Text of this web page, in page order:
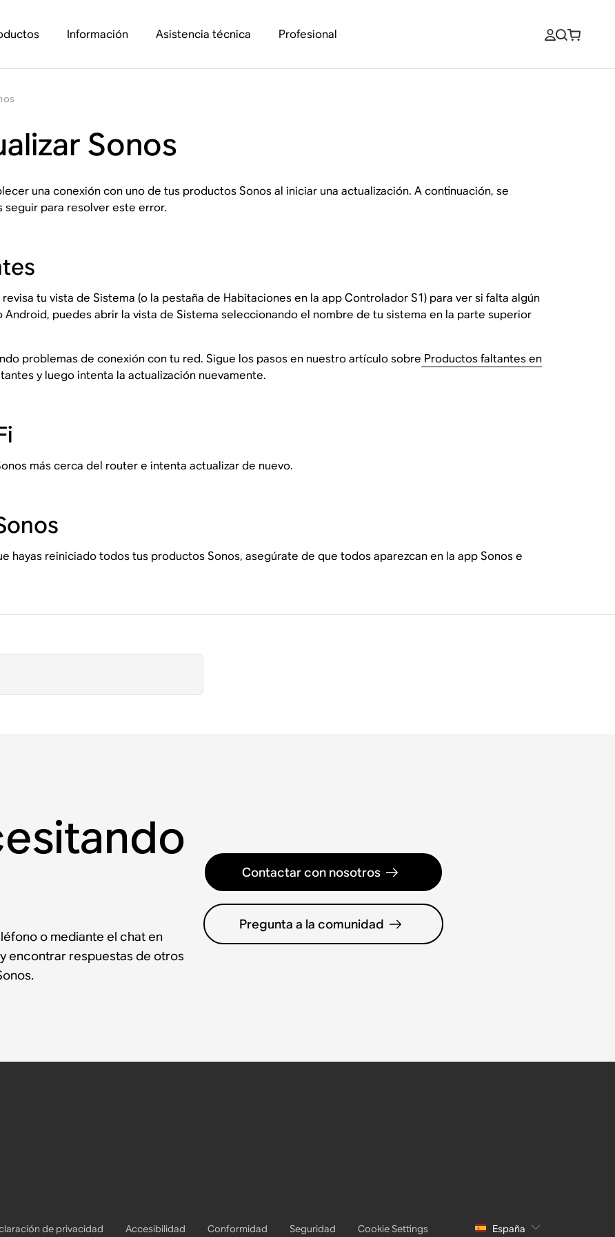
Información Asistencia técnica Profesional
Sonos
una conexión con uno de tus productos Sonos al iniciar una actualización. A continuación, se
seguir para resolver este error.
tu vista de Sistema (o la pestaña de Habitaciones en la app Controlador S1) para ver si falta algún
Android, puedes abrir la vista de Sistema seleccionando el nombre de tu sistema en la parte superior
problemas de conexión con tu red. Sigue los pasos en nuestro artículo sobre Productos faltantes en
y luego intenta la actualización nuevamente.
más cerca del router e intenta actualizar de nuevo.
hayas reiniciado todos tus productos Sonos, asegúrate de que todos aparezcan en la app Sonos e
o mediante el chat en
encontrar respuestas de otros
Contactar con nosotros
Pregunta a la comunidad
de privacidad Accesibilidad Conformidad Seguridad Cookie Settings España